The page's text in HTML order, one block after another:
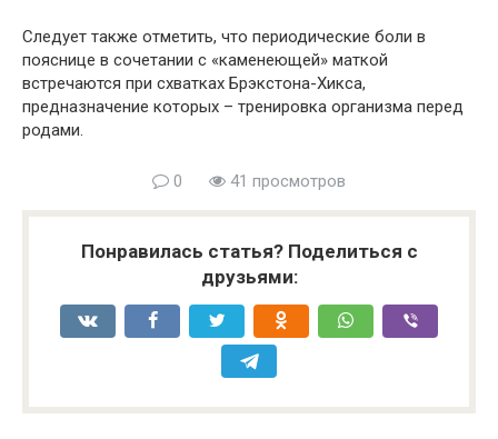
Следует также отметить, что периодические боли в
пояснице в сочетании с «каменеющей» маткой
встречаются при схватках Брэкстона-Хикса,
предназначение которых – тренировка организма перед
родами.
0 41 просмотров
Понравилась статья? Поделиться с
друзьями: